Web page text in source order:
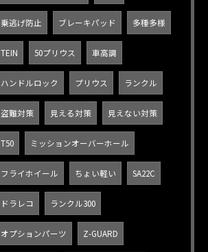
乗逃げ防止 ブレーキパッド 多種多様
TEIN 50プリウス 車高調
ハンドルロック プリウス ランクル
盗難対策 見える対策 見えない対策
T50 ミッションオーバーホール
フライホイール ちょい軽い SA22C
ドラレコ ランクル300
オプションパーツ Z-GUARD